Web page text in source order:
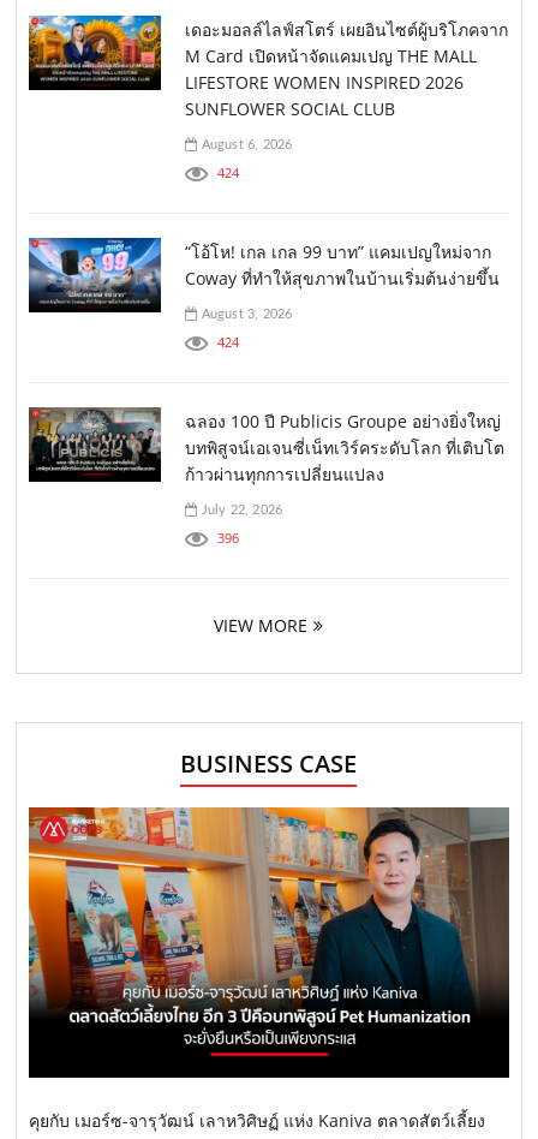
เดอะมอลล์ไลฟ์สโตร์ เผยอินไซต์ผู้บริโภคจาก
M Card เปิดหน้าจัดแคมเปญ THE MALL
LIFESTORE WOMEN INSPIRED 2026
SUNFLOWER SOCIAL CLUB
August 6, 2026
424
“โอ้โห! เกล เกล 99 บาท” แคมเปญใหม่จาก
Coway ที่ทำให้สุขภาพในบ้านเริ่มต้นง่ายขึ้น
August 3, 2026
424
ฉลอง 100 ปี Publicis Groupe อย่างยิ่งใหญ่
บทพิสูจน์เอเจนซี่เน็ทเวิร์คระดับโลก ที่เติบโต
ก้าวผ่านทุกการเปลี่ยนแปลง
July 22, 2026
396
VIEW MORE
BUSINESS CASE
คุยกับ เมอร์ซ-จารุวัฒน์ เลาหวิศิษฏ์ แห่ง Kaniva ตลาดสัตว์เลี้ยง